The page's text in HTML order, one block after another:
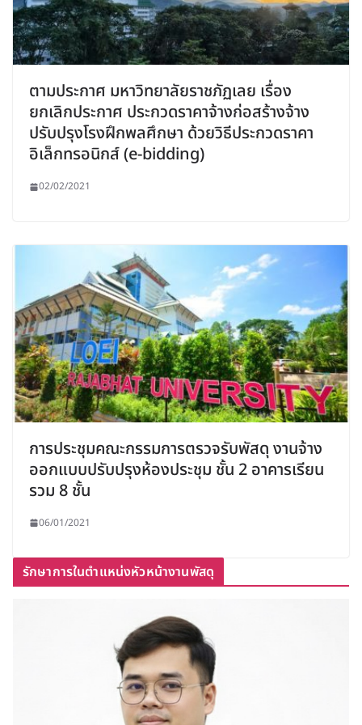
ตามประกาศ มหาวิทยาลัยราชภัฏเลย เรื่อง
ยกเลิกประกาศ ประกวดราคาจ้างก่อสร้างจ้าง
ปรับปรุงโรงฝึกพลศึกษา ด้วยวิธีประกวดราคา
อิเล็กทรอนิกส์ (e-bidding)
02/02/2021
การประชุมคณะกรรมการตรวจรับพัสดุ งานจ้าง
ออกแบบปรับปรุงห้องประชุม ชั้น 2 อาคารเรียน
รวม 8 ชั้น
06/01/2021
รักษาการในตำแหน่งหัวหน้างานพัสดุ